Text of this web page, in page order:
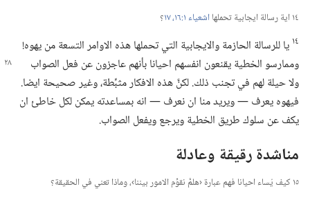
١٤ اية رسالة ايجابية تحملها اشعياء ١:‏​١٦،‏ ١٧
‏؟‏
١٤ يا للرسالة الحازمة والايجابية التي تحملها هذه الاوامر التسعة من يهوه!‏
وممارسو الخطية يقنعون انفسهم احيانا بأنهم عاجزون عن فعل الصواب
ولا حيلة لهم في تجنب ذلك.‏ لكنَّ هذه الافكار مثبِّطة،‏ وغير صحيحة ايضا.‏
فيهوه يعرف —‏ ويريد منا ان نعرف —‏ انه بمساعدته يمكن لكل خاطئ ان
يكف عن سلوك طريق الخطية ويرجع ويفعل الصواب.‏
مناشدة رقيقة وعادلة
١٥ كيف يُساء احيانا فهم عبارة ‹هلمَّ نقوِّم الامور بيننا›،‏ وماذا تعني في الحقيقة؟‏